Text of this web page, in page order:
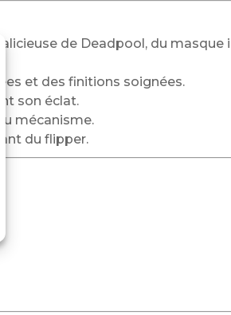
de Deadpool, du masque
et des finitions soignées.
son éclat.
mécanisme.
du flipper.